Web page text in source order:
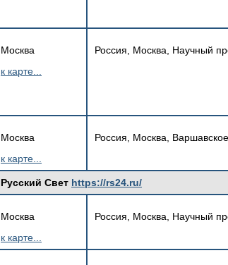
Москва
к карте...
Россия, Москва, Научный
Москва
к карте...
Россия, Москва,
Русский Свет https://rs24.ru/
Москва
к карте...
Россия, Москва, Научный